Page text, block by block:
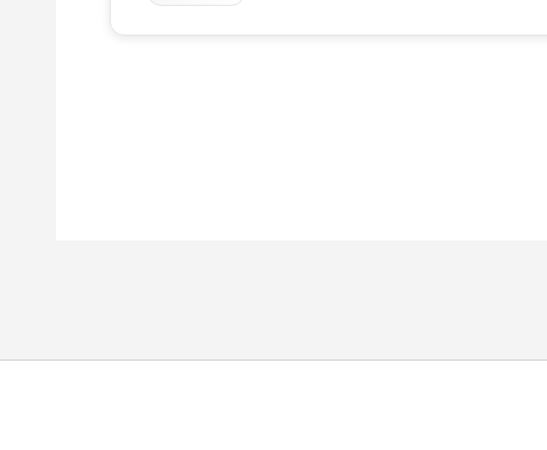
서) 는 아래와 같은 방법으로 진행합니다. kubectl
pg/main/releases/cnpg-1.15.1.yaml 관련하여 Helm Chart